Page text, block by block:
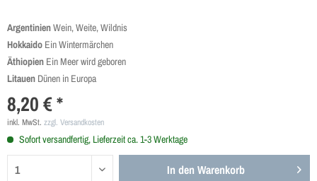
ArgentinienWein, Weite, Wildnis
Hokkaido Ein Wintermärchen
Äthiopien Ein Meer wird geboren
Litauen Dünen in Europa
8,20 € *
inkl. MwSt. zzgl. Versandkosten
Sofort versandfertig, Lieferzeit ca. 1-3 Werktage
In den Warenkorb